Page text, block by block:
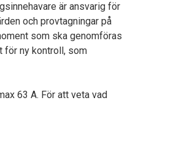
är ansvarig för
och provtagningar på
som ska genomföras
för ny kontroll, som
63 A. För att veta vad